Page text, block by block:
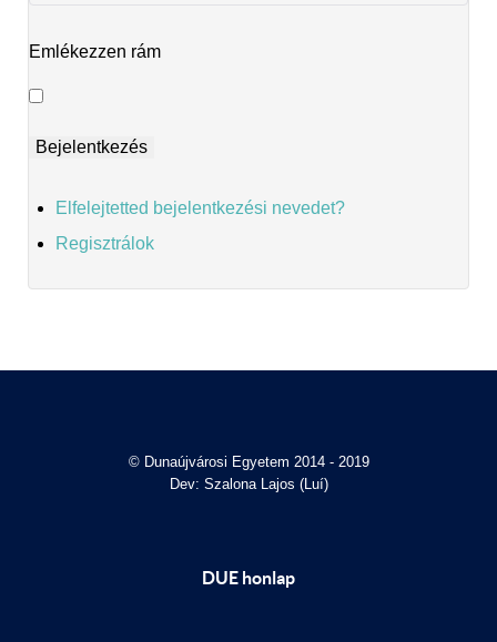
Emlékezzen rám
Elfelejtetted bejelentkezési nevedet?
Regisztrálok
© Dunaújvárosi Egyetem 2014 - 2019
Dev: Szalona Lajos (Luí)
DUE honlap